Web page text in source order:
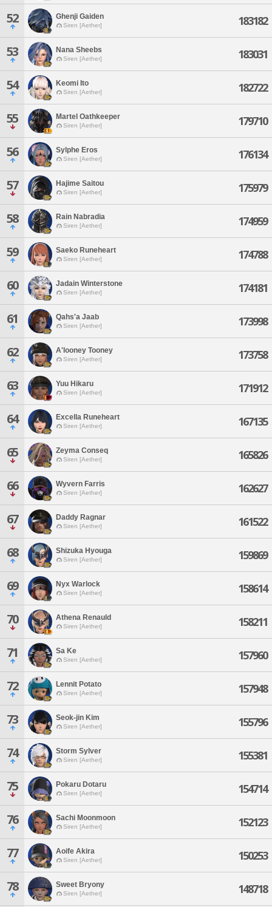
52 Ghenji Gaiden
Siren [Aether] 183182
53 Nana Sheebs
Siren [Aether] 183031
54 Keomi Ito
Siren [Aether] 182722
55 Martel Oathkeeper
Siren [Aether] 179710
56 Sylphe Eros
Siren [Aether] 176134
57 Hajime Saitou
Siren [Aether] 175979
58 Rain Nabradia
Siren [Aether] 174959
59 Saeko Runeheart
Siren [Aether] 174788
60 Jadain Winterstone
Siren [Aether] 174181
61 Qahs'a Jaab
Siren [Aether] 173998
62 A'looney Tooney
Siren [Aether] 173758
63 Yuu Hikaru
Siren [Aether] 171912
64 Excella Runeheart
Siren [Aether] 167135
65 Zeyma Conseq
Siren [Aether] 165826
66 Wyvern Farris
Siren [Aether] 162627
67 Daddy Ragnar
Siren [Aether] 161522
68 Shizuka Hyouga
Siren [Aether] 159869
69 Nyx Warlock
Siren [Aether] 158614
70 Athena Renauld
Siren [Aether] 158211
71 Sa Ke
Siren [Aether] 157960
72 Lennit Potato
Siren [Aether] 157948
73 Seok-jin Kim
Siren [Aether] 155796
74 Storm Sylver
Siren [Aether] 155381
75 Pokaru Dotaru
Siren [Aether] 154714
76 Sachi Moonmoon
Siren [Aether] 152123
77 Aoife Akira
Siren [Aether] 150253
78 Sweet Bryony
Siren [Aether] 148718